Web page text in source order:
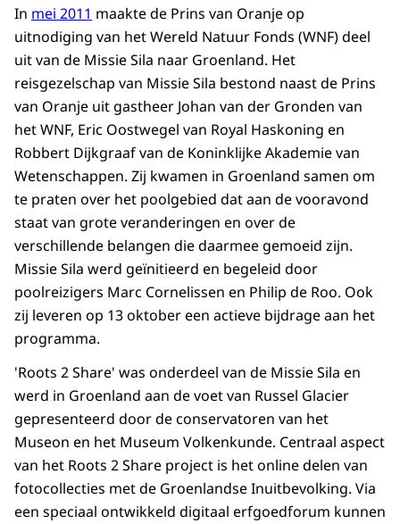
In mei 2011 maakte de Prins van Oranje op
uitnodiging van het Wereld Natuur Fonds (WNF) deel
uit van de Missie Sila naar Groenland. Het
reisgezelschap van Missie Sila bestond naast de Prins
van Oranje uit gastheer Johan van der Gronden van
het WNF, Eric Oostwegel van Royal Haskoning en
Robbert Dijkgraaf van de Koninklijke Akademie van
Wetenschappen. Zij kwamen in Groenland samen om
te praten over het poolgebied dat aan de vooravond
staat van grote veranderingen en over de
verschillende belangen die daarmee gemoeid zijn.
Missie Sila werd geïnitieerd en begeleid door
poolreizigers Marc Cornelissen en Philip de Roo. Ook
zij leveren op 13 oktober een actieve bijdrage aan het
programma.
'Roots 2 Share' was onderdeel van de Missie Sila en
werd in Groenland aan de voet van Russel Glacier
gepresenteerd door de conservatoren van het
Museon en het Museum Volkenkunde. Centraal aspect
van het Roots 2 Share project is het online delen van
fotocollecties met de Groenlandse Inuitbevolking. Via
een speciaal ontwikkeld digitaal erfgoedforum kunnen